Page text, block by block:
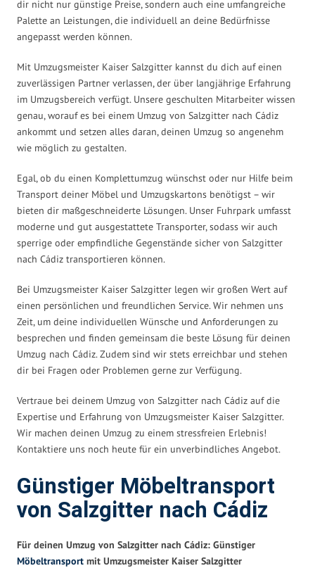
dir nicht nur günstige Preise, sondern auch eine umfangreiche
Palette an Leistungen, die individuell an deine Bedürfnisse
angepasst werden können.
Mit Umzugsmeister Kaiser Salzgitter kannst du dich auf einen
zuverlässigen Partner verlassen, der über langjährige Erfahrung
im Umzugsbereich verfügt. Unsere geschulten Mitarbeiter wissen
genau, worauf es bei einem Umzug von Salzgitter nach Cádiz
ankommt und setzen alles daran, deinen Umzug so angenehm
wie möglich zu gestalten.
Egal, ob du einen Komplettumzug wünschst oder nur Hilfe beim
Transport deiner Möbel und Umzugskartons benötigst – wir
bieten dir maßgeschneiderte Lösungen. Unser Fuhrpark umfasst
moderne und gut ausgestattete Transporter, sodass wir auch
sperrige oder empfindliche Gegenstände sicher von Salzgitter
nach Cádiz transportieren können.
Bei Umzugsmeister Kaiser Salzgitter legen wir großen Wert auf
einen persönlichen und freundlichen Service. Wir nehmen uns
Zeit, um deine individuellen Wünsche und Anforderungen zu
besprechen und finden gemeinsam die beste Lösung für deinen
Umzug nach Cádiz. Zudem sind wir stets erreichbar und stehen
dir bei Fragen oder Problemen gerne zur Verfügung.
Vertraue bei deinem Umzug von Salzgitter nach Cádiz auf die
Expertise und Erfahrung von Umzugsmeister Kaiser Salzgitter.
Wir machen deinen Umzug zu einem stressfreien Erlebnis!
Kontaktiere uns noch heute für ein unverbindliches Angebot.
Günstiger Möbeltransport
von Salzgitter nach Cádiz
Für deinen Umzug von Salzgitter nach Cádiz: Günstiger
Möbeltransport mit Umzugsmeister Kaiser Salzgitter